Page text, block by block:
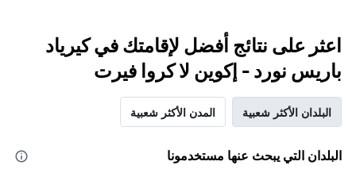
اعثر على نتائج أفضل لإقامتك في كيرياد
باريس نورد - إكوين لا كروا فيرت
البلدان الأكثر شعبية المدن الأكثر شعبية
البلدان التي يبحث عنها مستخدمونا